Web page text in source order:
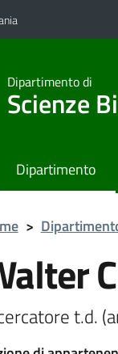
Dipartimento di
Scienze
Dipartimento
>
t.d.